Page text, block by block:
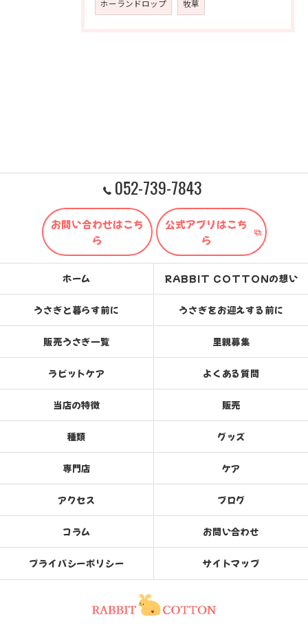
ホーランドロップ 牧草
052-739-7843
お問い合わせはこち
ら
公式アプリはこち
ら
ホーム RABBIT COTTONの想い
うさぎと暮らす前に うさぎをお迎えする前に
販売うさぎ一覧 里親募集
ラビットケア よくある質問
当店の特徴 販売
種類 グッズ
専門店 ケア
アクセス ブログ
コラム お問い合わせ
プライバシーポリシー サイトマップ